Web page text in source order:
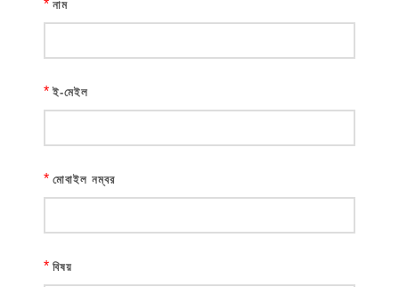
* নাম
* ই-মেইল
* মোবাইল নম্বর
* বিষয়